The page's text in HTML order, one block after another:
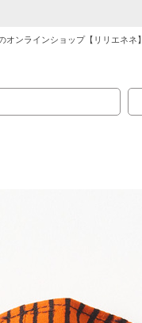
ンラインショップ【リリエネネ】